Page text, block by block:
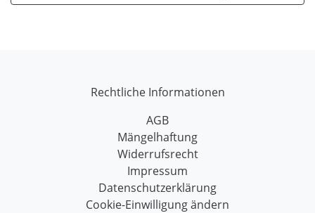
Rechtliche Informationen
AGB
Mängelhaftung
Widerrufsrecht
Impressum
Datenschutzerklärung
Cookie-Einwilligung ändern